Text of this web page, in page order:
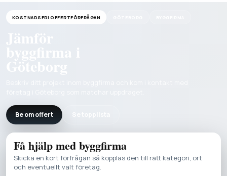
KOSTNADSFRI OFFERTFÖRFRÅGAN
Jämför
Be om offert
Få hjälp medbyggfirma
Skicka en kort förfrågan så kopplas den till rätt kategori, ort
och eventuellt valt företag.